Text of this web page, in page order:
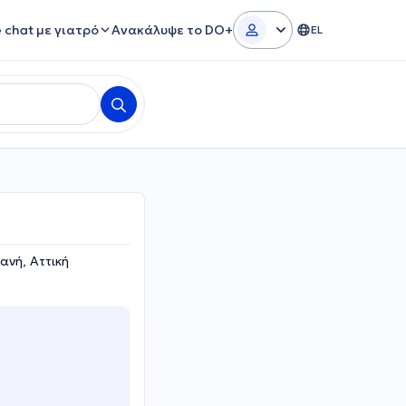
chat με γιατρό Ανακάλυψε το DO+ EL
Αττική